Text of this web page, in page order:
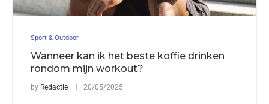
Sport & Outdoor
Wanneer kan ik het beste koffie drinken
rondom mijn workout?
by Redactie 20/05/2025